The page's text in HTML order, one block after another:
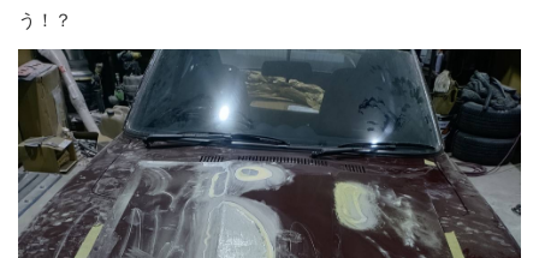
う！？